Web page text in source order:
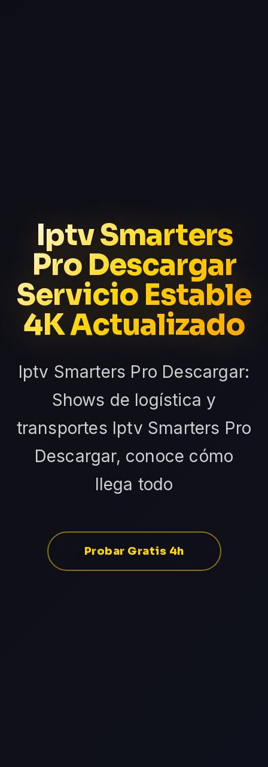
Iptv Smarters
Pro Descargar
Servicio Estable
4K Actualizado
Iptv Smarters Pro Descargar:
Shows de logística y
transportes Iptv Smarters Pro
Descargar, conoce cómo
llega todo
Probar Gratis 4h